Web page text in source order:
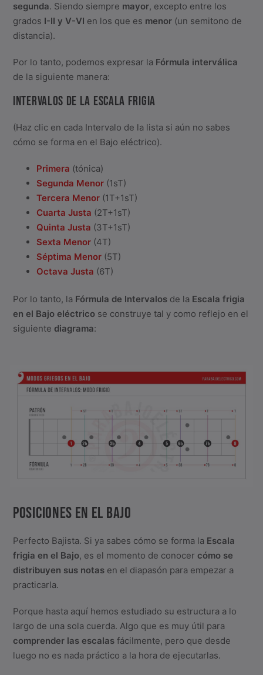
segunda. Siendo siempre mayor, excepto entre los
grados I-II y V-VI en los que es menor (un semitono de
distancia).
Por lo tanto, podemos expresar la Fórmula interválica
de la siguiente manera:
INTERVALOS DE LA ESCALA FRIGIA
(Haz clic en cada Intervalo de la lista si aún no sabes
cómo se forma en el Bajo eléctrico).
Primera (tónica)
Segunda Menor (1sT)
Tercera Menor (1T+1sT)
Cuarta Justa (2T+1sT)
Quinta Justa (3T+1sT)
Sexta Menor (4T)
Séptima Menor (5T)
Octava Justa (6T)
Por lo tanto, la Fórmula de Intervalos de la Escala frigia
en el Bajo eléctrico se construye tal y como reflejo en el
siguiente diagrama:
POSICIONES EN EL BAJO
Perfecto Bajista. Si ya sabes cómo se forma la Escala
frigia en el Bajo, es el momento de conocer cómo se
distribuyen sus notas en el diapasón para empezar a
practicarla.
Porque hasta aquí hemos estudiado su estructura a lo
largo de una sola cuerda. Algo que es muy útil para
comprender las escalas fácilmente, pero que desde
luego no es nada práctico a la hora de ejecutarlas.